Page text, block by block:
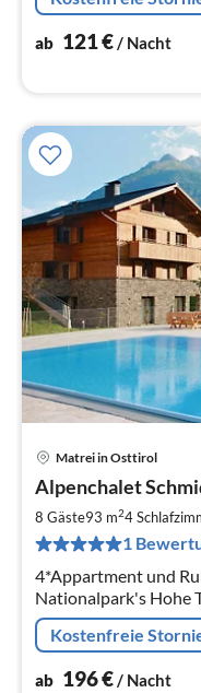
ab 121€/ Nacht
Matrei in Osttirol
Alpenchalet
8 Gäste93 m24
1
4*Appartment und
Nationalpark's Hohe
Grossvenediger -
Kostenfreie
ab 196€/ Nacht